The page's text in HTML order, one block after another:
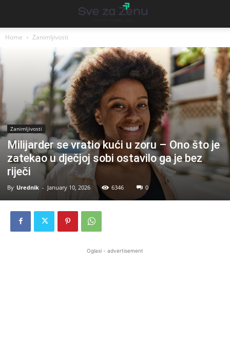
Home Zanimljivosti
Zanimljivosti
Milijarder se vratio kući u zoru – Ono što je
zatekao u dječjoj sobi ostavilo ga je bez
riječi
By Urednik - January 10, 2026 6346 0
Oglasi - advertisement